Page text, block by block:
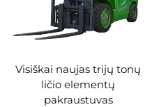
Visiškai naujas trijų tonų
ličio elementų
pakraustuvas